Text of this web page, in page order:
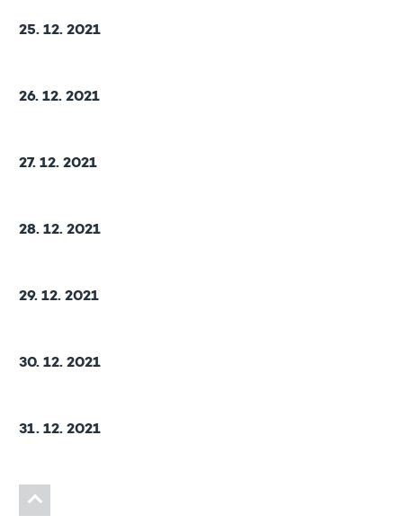
25. 12. 2021
26. 12. 2021
27. 12. 2021
28. 12. 2021
29. 12. 2021
30. 12. 2021
31. 12. 2021